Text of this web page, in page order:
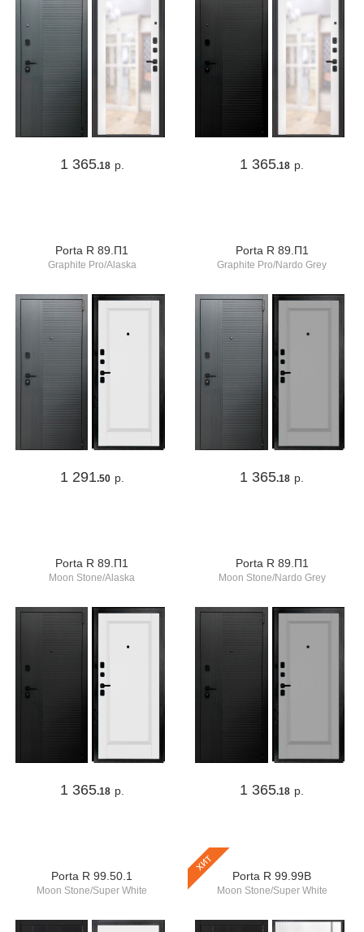
1 365.18 р. 1 365.18 р.
Porta R 89.П1
Graphite Pro/Alaska
1 291.50 р.
Porta R 89.П1
Graphite Pro/Nardo Grey
1 365.18 р.
Porta R 89.П1
Moon Stone/Alaska
1 365.18 р.
Porta R 89.П1
Moon Stone/Nardo Grey
1 365.18 р.
Porta R 99.50.1
Moon Stone/Super White
хит
Porta R 99.99В
Moon Stone/Super White